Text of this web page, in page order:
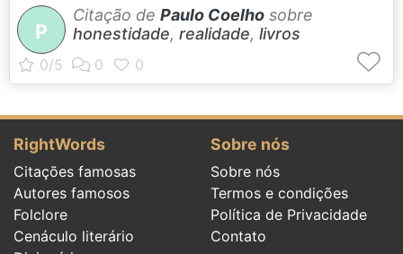
P
Citação de Paulo Coelho sobre
honestidade, realidade, livros
RightWords
Citações famosas
Autores famosos
Folclore
Cenáculo literário
Sobre nós
Sobre nós
Termos e condições
Política de Privacidade
Contato